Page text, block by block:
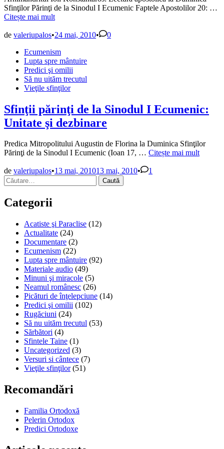
Sfinţilor Părinţi de la Sinodul I Ecumenic Faptele Apostolilor 20: …
Citește mai mult
de valeriupalos•24 mai, 2010•
0
PublicatEcumenism
Lupta spre mântuire
Predici şi omilii
Să nu uităm trecutul
Vieţile sfinţilor
Sfinţii părinţi de la Sinodul I Ecumenic:
Unitate şi dezbinare
Predica Mitropolitului Augustin de Florina la Duminica Sfinţilor
Părinţi de la Sinodul I Ecumenic (Ioan 17, … Sfinţii
de
Citește mai mult
de valeriupalos•13 mai, 201013 mai, 2010•
1
Caută
după:
Categorii
Acatiste şi Paraclise (12)
Actualitate (24)
Documentare (2)
Ecumenism (22)
Lupta spre mântuire (92)
Materiale audio (49)
Minuni şi miracole (5)
Neamul românesc (26)
Picături de înţelepciune (14)
Predici şi omilii (102)
Rugăciuni (24)
Să nu uităm trecutul (53)
Sărbători (4)
Sfintele Taine (1)
Uncategorized (3)
Versuri si cântece (7)
Vieţile sfinţilor(51)
Recomandări
Familia Ortodoxă
Pelerin Ortodox
Predici Ortodoxe